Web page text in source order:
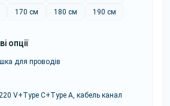
170 см 180 см
190 см
опції
для проводів
V+Type C+Type A, кабель канал